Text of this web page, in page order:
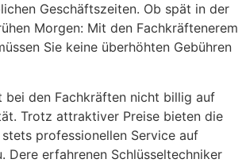
Geschäftszeiten. Ob spät in der
Morgen: Mit den Fachkräftenerem
Sie keine überhöhten Gebühren
bei den Fachkräften nicht billig auf
Trotz attraktiver Preise bieten die
professionellen Service auf
Dere erfahrenen Schlüsseltechniker